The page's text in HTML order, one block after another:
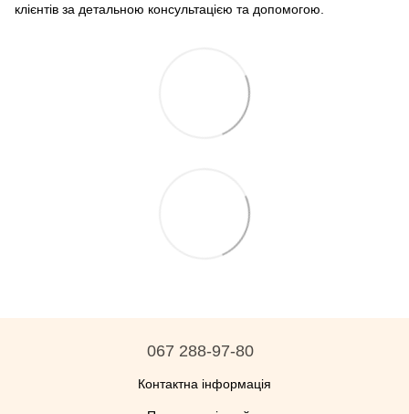
клієнтів за детальною консультацією та допомогою.
067 288-97-80
Контактна інформація